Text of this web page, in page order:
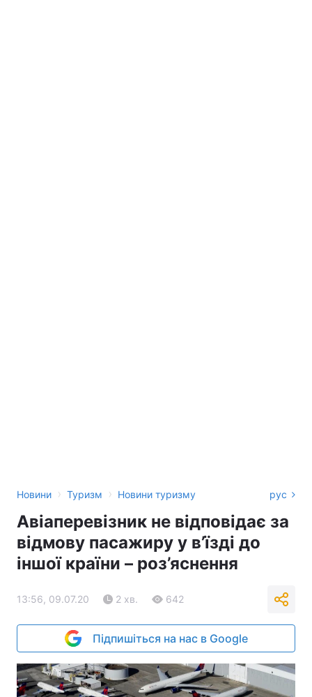
Новини › Туризм › Новини туризму рус
Авіаперевізник не відповідає за
відмову пасажиру у в’їзді до
іншої країни – роз’яснення
13:56, 09.07.20 2 хв. 642
Підпишіться на нас в Google